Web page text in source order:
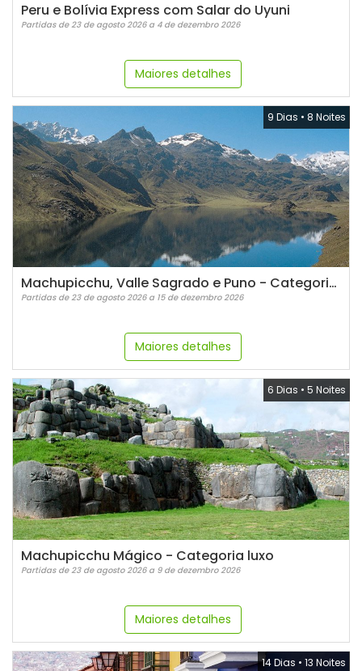
Peru e Bolívia Express com Salar do Uyuni
Partidas de 23 de agosto 2026 a 4 de dezembro 2026
Maiores detalhes
9 Dias • 8 Noites
Machupicchu, Valle Sagrado e Puno - Categoria Luxo
Partidas de 23 de agosto 2026 a 15 de dezembro 2026
Maiores detalhes
6 Dias • 5 Noites
Machupicchu Mágico - Categoria luxo
Partidas de 23 de agosto 2026 a 9 de dezembro 2026
Maiores detalhes
14 Dias • 13 Noites